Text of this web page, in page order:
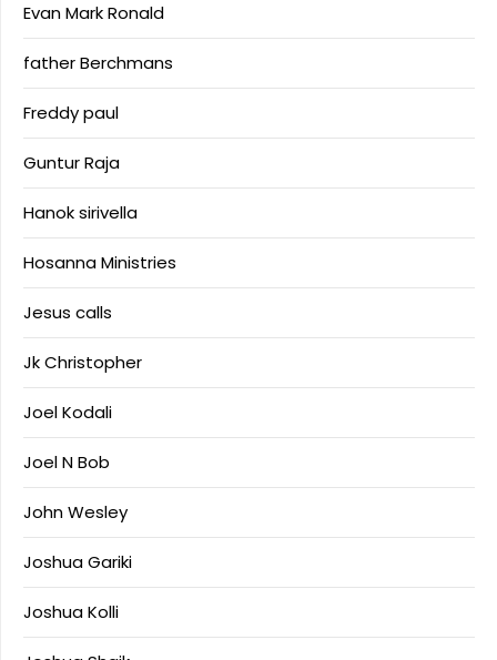
Evan Mark Ronald
father Berchmans
Freddy paul
Guntur Raja
Hanok sirivella
Hosanna Ministries
Jesus calls
Jk Christopher
Joel Kodali
Joel N Bob
John Wesley
Joshua Gariki
Joshua Kolli